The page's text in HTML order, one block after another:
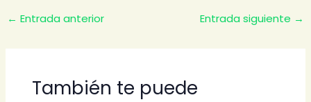
← Entrada anterior Entrada siguiente →
También te puede